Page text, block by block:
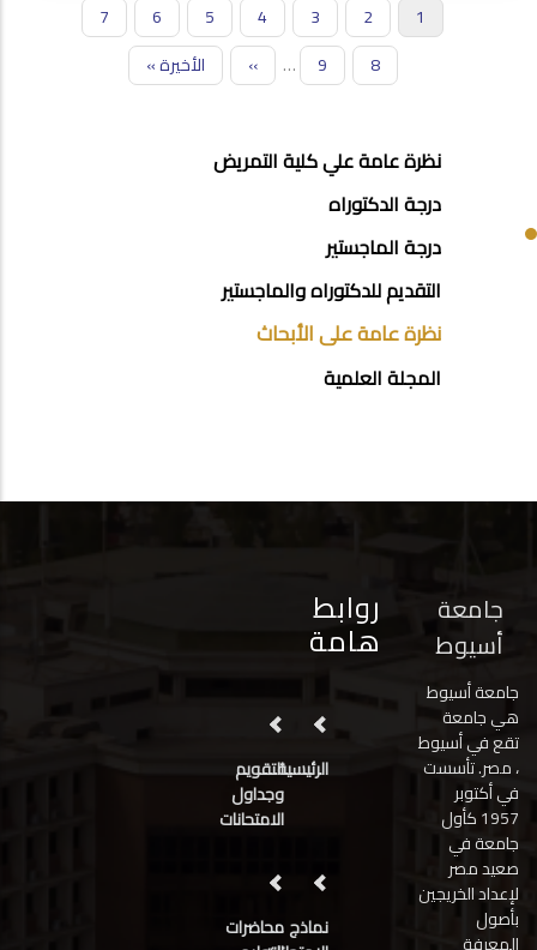
Pagination
Current
page
1 الصفحة
2 الصفحة
3 الصفحة
4 الصفحة
5 الصفحة
6 الصفحة
7
الصفحة
8 الصفحة
9
…
الصفحة
التالية
››
Last
page
الأخيرة »
POSTGRAD
STUDIES
نظرة عامة علي كلية التمريض
درجة الدكتوراه
درجة الماجستير
التقديم للدكتوراه والماجستير
نظرة عامة على الأبحاث
المجلة العلمية
جامعة
أسيوط
جامعة أسيوط
هي جامعة
تقع في أسيوط
، مصر. تأسست
في أكتوبر
1957 كأول
جامعة في
صعيد مصر
لإعداد الخريجين
بأصول
روابط
هامة
الرئيسيةالتقويم
وجداول
الامتحانات
نماذجمحاضرات